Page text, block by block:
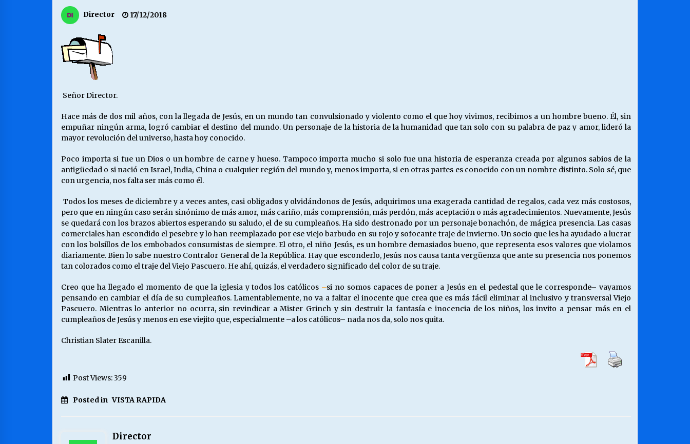
MUNICIPALIDAD, TRABAJADORES,
CLIMA LABORAL:
(Salvar Nuestras Almas)
30/04/2026
18/04/2026 06/04/2026
Director 17/12/2018
Señor Director.
Hace más de dos mil años, con la llegada de Jesús, en un mundo tan convulsionado y violento como el que hoy vivimos, recibimos a un hombre bueno. Él, sin
empuñar ningún arma, logró cambiar el destino del mundo. Un personaje de la historia de la humanidad que tan solo con su palabra de paz y amor, lideró la
mayor revolución del universo, hasta hoy conocido.
Poco importa si fue un Dios o un hombre de carne y hueso. Tampoco importa mucho si solo fue una historia de esperanza creada por algunos sabios de la
antigüedad o si nació en Israel, India, China o cualquier región del mundo y, menos importa, si en otras partes es conocido con un nombre distinto. Solo sé, que
con urgencia, nos falta ser más como él.
Todos los meses de diciembre y a veces antes, casi obligados y olvidándonos de Jesús, adquirimos una exagerada cantidad de regalos, cada vez más costosos,
pero que en ningún caso serán sinónimo de más amor, más cariño, más comprensión, más perdón, más aceptación o más agradecimientos. Nuevamente, Jesús
se quedará con los brazos abiertos esperando su saludo, el de su cumpleaños. Ha sido destronado por un personaje bonachón, de mágica presencia. Las casas
comerciales han escondido el pesebre y lo han reemplazado por ese viejo barbudo en su rojo y sofocante traje de invierno. Un socio que les ha ayudado a lucrar
con los bolsillos de los embobados consumistas de siempre. El otro, el niño Jesús, es un hombre demasiados bueno, que representa esos valores que violamos
diariamente. Bien lo sabe nuestro Contralor General de la República. Hay que esconderlo, Jesús nos causa tanta vergüenza que ante su presencia nos ponemos
tan colorados como el traje del Viejo Pascuero. He ahí, quizás, el verdadero significado del color de su traje.
Creo que ha llegado el momento de que la iglesia y todos los católicos –si no somos capaces de poner a Jesús en el pedestal que le corresponde– vayamos
pensando en cambiar el día de su cumpleaños. Lamentablemente, no va a faltar el inocente que crea que es más fácil eliminar al inclusivo y transversal Viejo
Pascuero. Mientras lo anterior no ocurra, sin revindicar a Mister Grinch y sin destruir la fantasía e inocencia de los niños, los invito a pensar más en el
cumpleaños de Jesús y menos en ese viejito que, especialmente –a los católicos– nada nos da, solo nos quita.
Christian Slater Escanilla.
Post Views:359
Posted in VISTA RAPIDA
Director